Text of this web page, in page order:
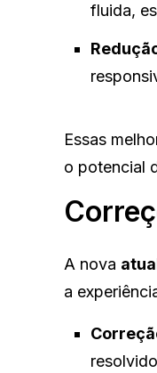
fluida,
Essas
o potencial
A nova
a